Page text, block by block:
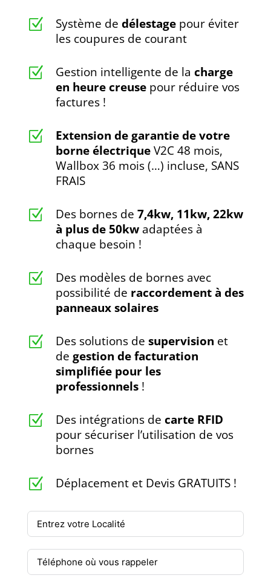
Z Système de délestagepour éviter
les coupures de courant
Z Gestion intelligente de la charge
en heure creusepour réduire vos
factures !
Z
Extension de garantie de votre
borne électriqueV2C 48 mois,
Wallbox 36 mois (…) incluse, SANS
FRAIS
Z Des bornes de 7,4kw, 11kw, 22kw
à plus de 50kwadaptées à
chaque besoin !
Z
Des modèles de bornes avec
possibilité de raccordement à des
panneaux solaires
Z Des solutions de supervision et
de gestion de facturation
simplifiée pour les
professionnels!
Z Des intégrations de carte RFID
pour sécuriser l’utilisation de vos
bornes
Z Déplacement et Devis GRATUITS !